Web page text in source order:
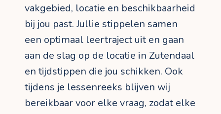
vakgebied, locatie en beschikbaarheid
bij jou past. Jullie stippelen samen
een optimaal leertraject uit en gaan
aan de slag op de locatie in Zutendaal
en tijdstippen die jou schikken. Ook
tijdens je lessenreeks blijven wij
bereikbaar voor elke vraag, zodat elke